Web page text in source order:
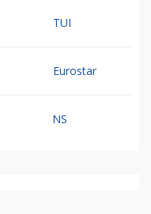
TUI
Eurostar
NS